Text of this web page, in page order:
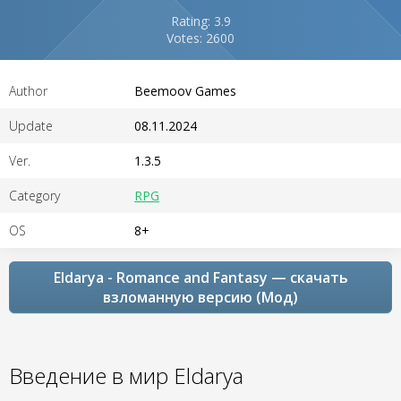
Rating: 3.9
Votes: 2600
Author Beemoov Games
Update 08.11.2024
Ver. 1.3.5
Category RPG
OS 8+
Eldarya - Romance and Fantasy — скачать
взломанную версию (Мод)
Введение в мир Eldarya